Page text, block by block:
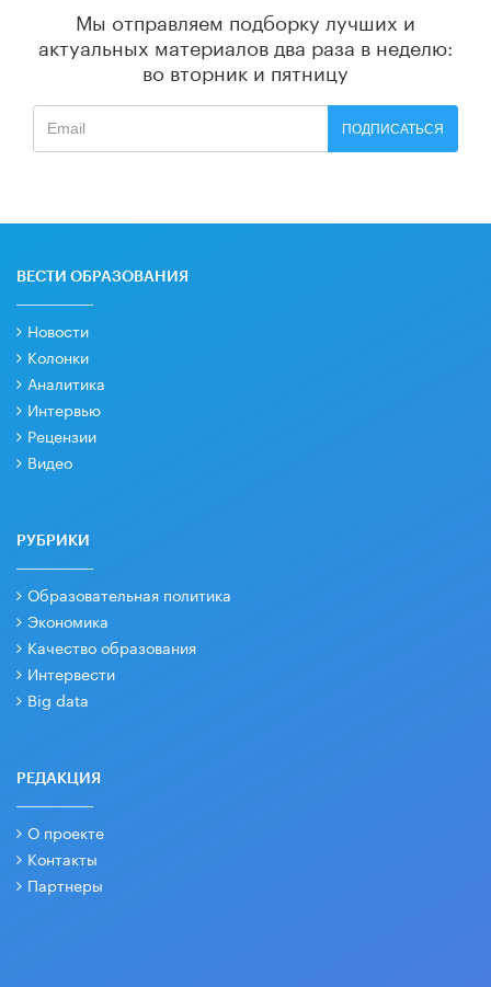
Мы отправляем подборку лучших и
актуальных материалов два раза в неделю:
во вторник и пятницу
ПОДПИСАТЬСЯ
ВЕСТИ ОБРАЗОВАНИЯ
Новости
Колонки
Аналитика
Интервью
Рецензии
Видео
РУБРИКИ
Образовательная политика
Экономика
Качество образования
Интервести
Big data
РЕДАКЦИЯ
О проекте
Контакты
Партнеры